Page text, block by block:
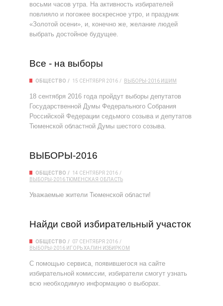
восьми часов утра. На активность избирателей
повлияло и погожее воскресное утро, и праздник
«Золотой осени», и, конечно же, желание людей
выбрать достойное будущее.
Все - на выборы
ОБЩЕСТВО 15 СЕНТЯБРЯ 2016 ВЫБОРЫ-2016 ИШИМ
18 сентября 2016 года пройдут выборы депутатов
Государственной Думы Федерального Собрания
Российской Федерации седьмого созыва и депутатов
Тюменской областной Думы шестого созыва.
ВЫБОРЫ-2016
ОБЩЕСТВО
14 СЕНТЯБРЯ 2016
ВЫБОРЫ-2016ТЮМЕНСКАЯ ОБЛАСТЬ
Уважаемые жители Тюменской области!
Найди свой избирательный участок
ОБЩЕСТВО
07 СЕНТЯБРЯ 2016
ВЫБОРЫ-2016 ИГОРЬ ХАЛИН ИЗБИРКОМ
С помощью сервиса, появившегося на сайте
избирательной комиссии, избиратели смогут узнать
всю необходимую информацию о выборах.